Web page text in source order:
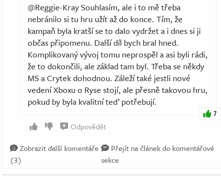
@Reggie-Kray Souhlasím, ale i to mě třeba
nebránilo si tu hru užít až do konce. Tím, že
kampaň byla kratší se to dalo vydržet a i dnes si ji
občas připomenu. Další díl bych bral hned.
Komplikovaný vývoj tomu neprospěl a asi byli rádi,
že to dokončili, ale základ tam byl. Třeba se někdy
MS a Crytek dohodnou. Záleží také jestli nové
vedení Xboxu o Ryse stojí, ale přesně takovou hru,
pokud by byla kvalitní teď potřebují.
7
Odpovědět
Zobrazit další komentáře
(3)
Přejít na článek do komentářové
sekce